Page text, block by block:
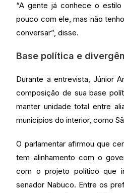
“A gente já conhece o
pouco com ele, mas não
conversar”, disse.
Base política e
Durante a entrevista, Júnior
composição de sua base
manter unidade total entre
municípios do interior, como
O parlamentar afirmou que
tem alinhamento com o
com o projeto político que
senador Nabuco. Entre os